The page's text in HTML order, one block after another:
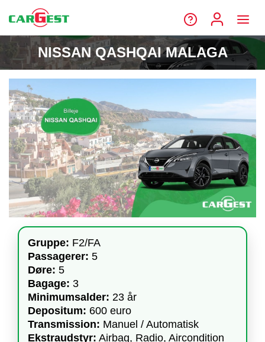
NISSAN QASHQAI MALAGA
Gruppe: F2/FA
Passagerer: 5
Døre: 5
Bagage: 3
Minimumsalder: 23 år
Depositum: 600 euro
Transmission: Manuel / Automatisk
Ekstraudstyr: Airbag, Radio, Aircondition